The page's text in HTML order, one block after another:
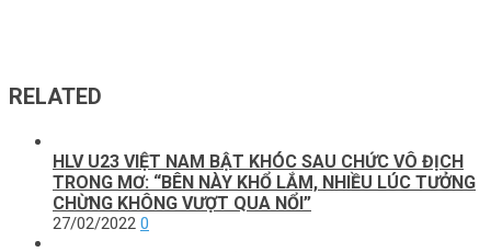
RELATED
HLV U23 VIỆT NAM BẬT KHÓC SAU CHỨC VÔ ĐỊCH
TRONG MƠ: “BÊN NÀY KHỔ LẮM, NHIỀU LÚC TƯỞNG
CHỪNG KHÔNG VƯỢT QUA NỔI”
27/02/2022 0